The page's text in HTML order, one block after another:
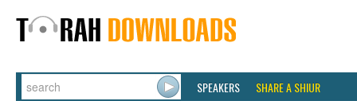
SPEAKERS SHARE A SHIUR